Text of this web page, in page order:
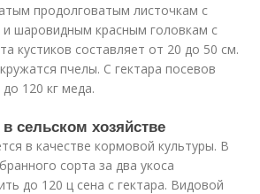
продолговатым листочкам с
шаровидным красным головкам с
кустиков составляет от 20 до 50 см.
пчелы. С гектара посевов
120 кг меда.
сельском хозяйстве
в качестве кормовой культуры. В
сорта за два укоса
до 120 ц сена с гектара. Видовой